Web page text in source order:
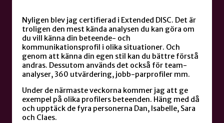
Nyligen blev jag certifierad i Extended DISC. Det är
troligen den mest kända analysen du kan göra om
du vill känna din beteende- och
kommunikationsprofil i olika situationer. Och
genom att känna din egen stil kan du bättre förstå
andras. Dessutom används det också för team-
analyser, 360 utvärdering, jobb-parprofiler mm.
Under de närmaste veckorna kommer jag att ge
exempel på olika profilers beteenden. Häng med då
och upptäck de fyra personerna Dan, Isabelle, Sara
och Claes.